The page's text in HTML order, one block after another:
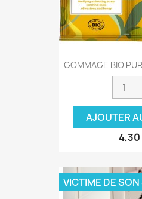
GOMMAGE BIO
AJOUTER
4,30
VICTIME DE